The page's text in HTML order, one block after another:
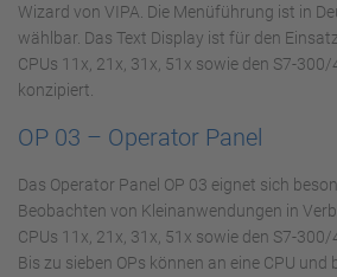
Wizard von VIPA. Die Menüführung ist in
wählbar. Das Text Display ist für den
CPUs 11x, 21x, 31x, 51x sowie den S7-
konzipiert.
OP 03 – Operator Panel
Das Operator Panel OP 03 eignet sich
Beobachten von Kleinanwendungen in
CPUs 11x, 21x, 31x, 51x sowie den S7-300/
Bis zu sieben OPs können an eine CPU und